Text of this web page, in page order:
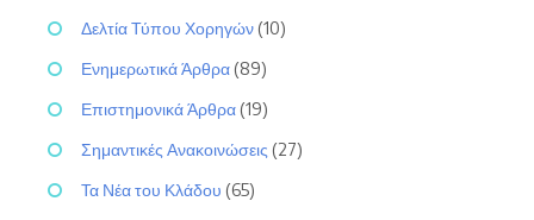
Δελτία Τύπου Χορηγών (10)
Ενημερωτικά Άρθρα (89)
Επιστημονικά Άρθρα (19)
Σημαντικές Ανακοινώσεις (27)
Τα Νέα του Κλάδου (65)